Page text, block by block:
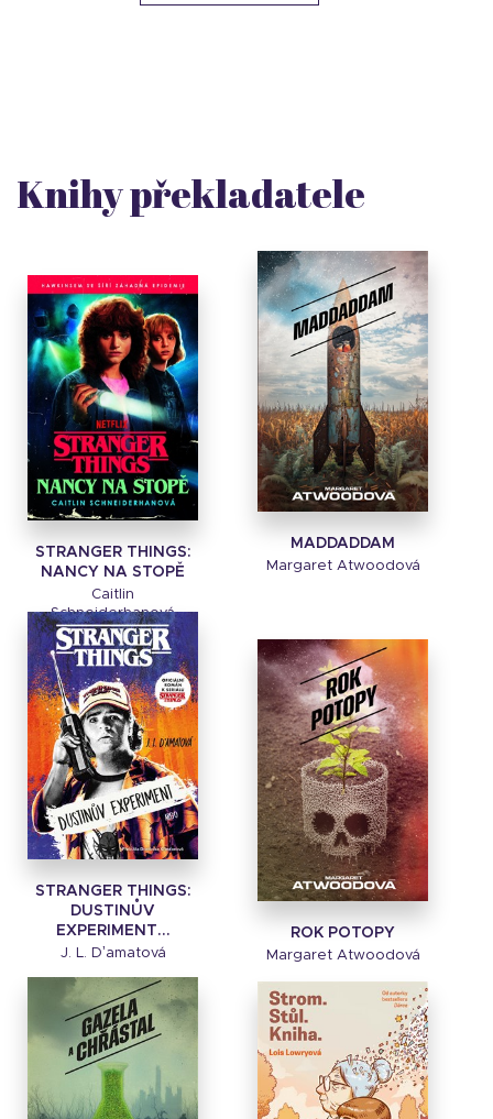
Knihy překladatele
STRANGER THINGS:
NANCY NA STOPĚ
Caitlin
Schneiderhanová
MADDADDAM
Margaret Atwoodová
STRANGER THINGS:
DUSTINŮV
EXPERIMENT...
J. L. Dʼamatová
ROK POTOPY
Margaret Atwoodová